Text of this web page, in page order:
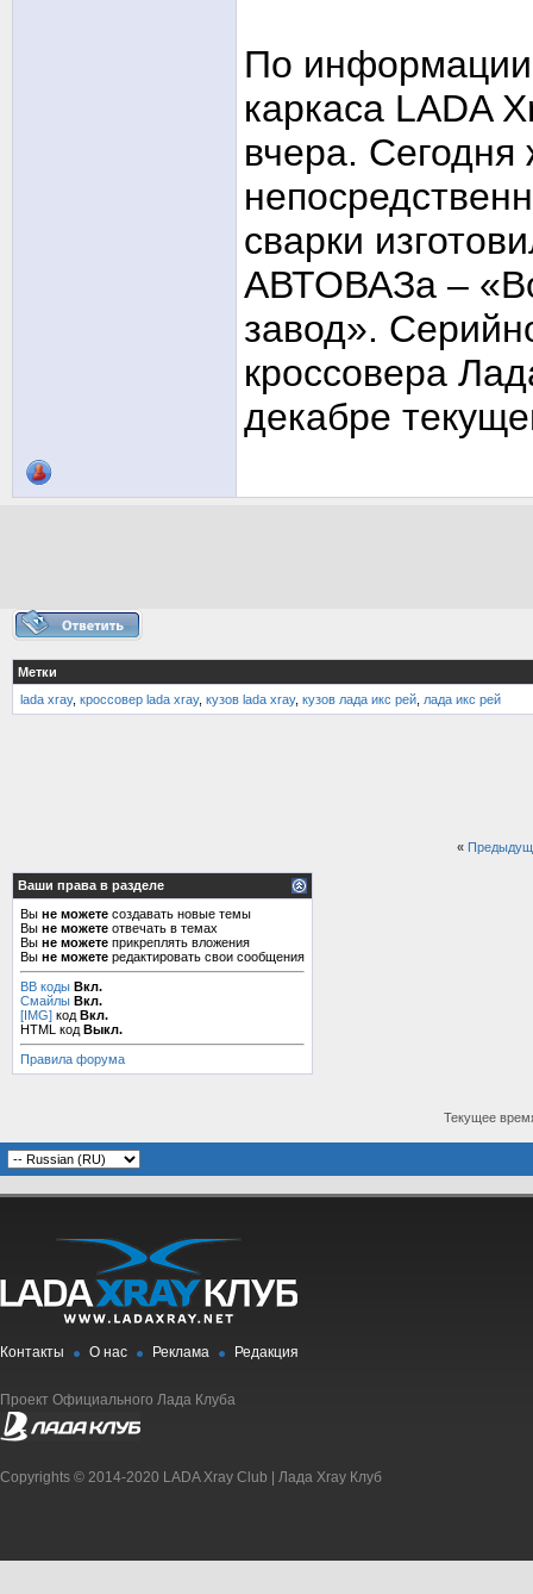
По информации
каркаса LADA
вчера. Сегодня
сварки
АВТОВАЗа –
завод».
кроссовера
декабре
Метки
lada xray, кроссовер lada xray, кузов lada xray, кузов лада икс рей лада икс рей
«
Ваши права в разделе
Вы не можете создавать новые темы
Вы не можете отвечать в темах
Вы не можете прикреплять вложения
Вы не можете редактировать свои сообщения
BB коды Вкл.
Смайлы Вкл.
[IMG] код Вкл.
HTML код Выкл.
Правила форума
Текущее
Контакты О нас Реклама Редакция
Проект Официального Лада Клуба
Copyrights © 2014-2020 LADA Xray Club | Лада Xray Клуб